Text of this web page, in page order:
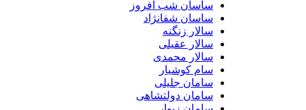
ساسان شب افروز
ساسان شفانژاد
سالار زنگنه
سالار عقیلی
سالار محمدی
سام کوشیار
سامان جلیلی
سامان دولتشاهی